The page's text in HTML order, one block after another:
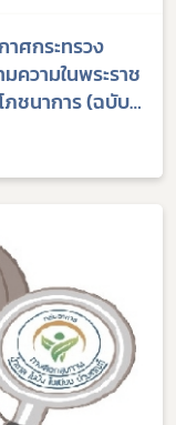
ศกระทรวง
ความในพระราช
ชนาการ (ฉบับที่
นาการ และค่า
จีดีเอ (ฉบับที่